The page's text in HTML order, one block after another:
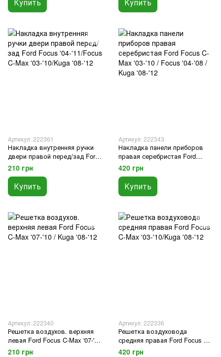
Артикул: 222361
Накладка внутренняя ручки
двери правой перед/зад Ford
Focus '04-'11/Focus C-Max '03-
'10/Kuga '08-'12
210 грн
Купить
Артикул: 222343
Накладка панели приборов
правая серебристая Ford
Focus C-Max '03-'10 / Focus '04-
'08 / Kuga '08-'12
420 грн
Купить
Артикул: 222340
Решетка воздухов. верхняя
левая Ford Focus C-Max '07-'10
/ Kuga '08-'12
210 грн
Артикул: 222336
Решетка воздуховода
средняя правая Ford Focus C-
Max '03-'10/Kuga '08-'12
420 грн